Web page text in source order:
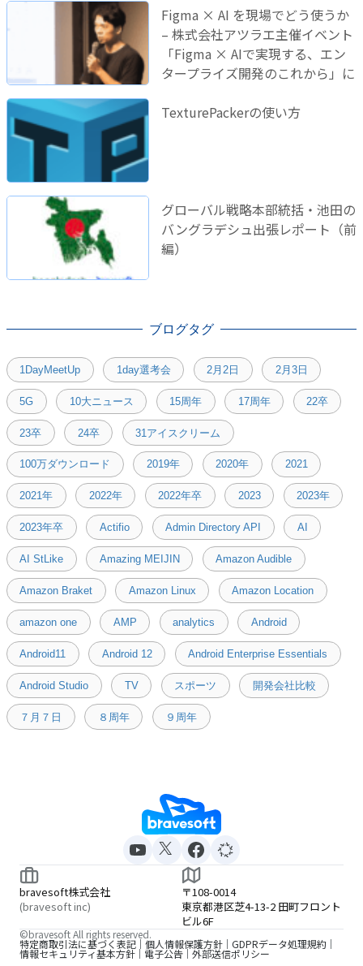
Figma × AI を現場でどう使うか
– 株式会社アツラエ主催イベント
「Figma × AIで実現する、エン
タープライズ開発のこれから」に
TexturePackerの使い方
グローバル戦略本部統括・池田の
バングラデシュ出張レポート（前
編）
ブログタグ
1DayMeetUp 1day選考会 2月2日 2月3日
5G 10大ニュース 15周年 17周年 22卒
23卒 24卒 31アイスクリーム
100万ダウンロード 2019年 2020年 2021
2021年 2022年 2022年卒 2023 2023年
2023年卒 Actifio Admin Directory API AI
AI StLike Amazing MEIJIN Amazon Audible
Amazon Braket Amazon Linux Amazon Location
amazon one AMP analytics Android
Android11 Android 12 Android Enterprise Essentials
Android Studio TV スポーツ 開発会社比較
７月７日 ８周年 ９周年
bravesoft株式会社
(bravesoft inc)
〒108-0014
東京都港区芝4-13-2 田町フロント
ビル6F
特定商取引法に基づく表記 個人情報保護方針 GDPRデータ処理規約
情報セキュリティ基本方針 電子公告 外部送信ポリシー
©bravesoft All rights reserved.